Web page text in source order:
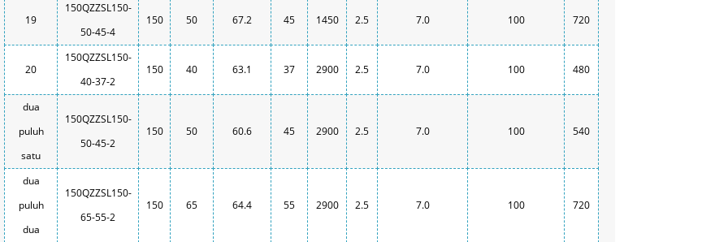
19
150QZZSL150-
50-45-4
150 50 67.2 45 1450 2.5 7.0 100 720
20
150QZZSL150-
40-37-2
150 40 63.1 37 2900 2.5 7.0 100 480
dua
puluh
satu
150QZZSL150-
50-45-2
150 50 60.6 45 2900 2.5 7.0 100 540
dua
puluh
dua
150QZZSL150-
65-55-2
150 65 64.4 55 2900 2.5 7.0 100 720